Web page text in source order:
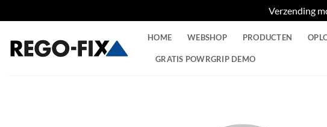
Verzending
naar
inhoud
HOME WEBSHOP PRODUCTEN
GRATIS POWRGRIP DEMO